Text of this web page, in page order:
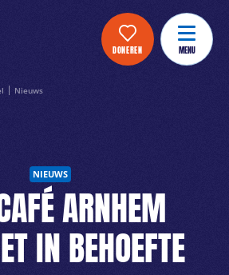
DONEREN MENU
Nieuws
NIEUWS
ARNHEM
IN BEHOEFTE